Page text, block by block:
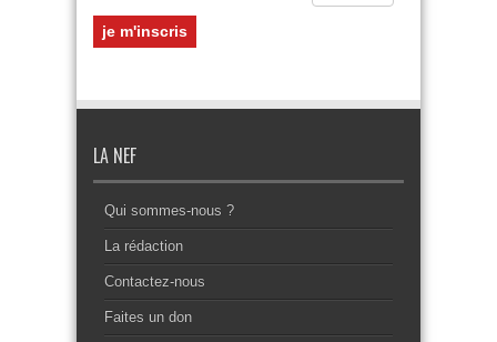
LA NEF
Qui sommes-nous ?
La rédaction
Contactez-nous
Faites un don